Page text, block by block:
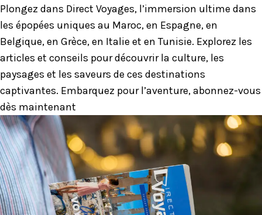
Plongez dans Direct Voyages, l’immersion ultime dans
les épopées uniques au Maroc, en Espagne, en
Belgique, en Grèce, en Italie et en Tunisie. Explorez les
articles et conseils pour découvrir la culture, les
paysages et les saveurs de ces destinations
captivantes. Embarquez pour l’aventure, abonnez-vous
dès maintenant